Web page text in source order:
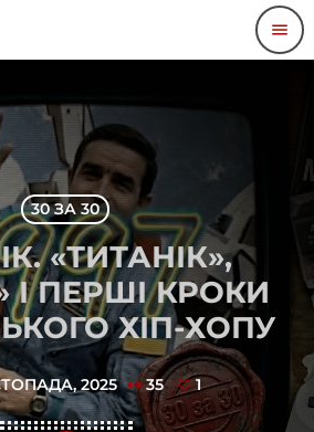
menu
30 ЗА 30
«ТИТАНІК»,
І ПЕРШІ КРОКИ
ХІП-ХОПУ
2025 35 1